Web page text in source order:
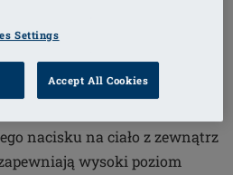
układu
materiału w połączeniu z
łączenia powoduje
nacisku na ciało z zewnątrz
wysoki poziom
Settings
Accept All Cookies